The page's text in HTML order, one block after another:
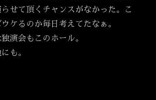
せて頂くチャンスがなかった。こ
ケるのか毎日考えてたなぁ。
演会もこのホール。
も。